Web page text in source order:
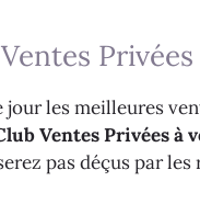
jour les meilleures
Ventes Privées à
pas déçus par les